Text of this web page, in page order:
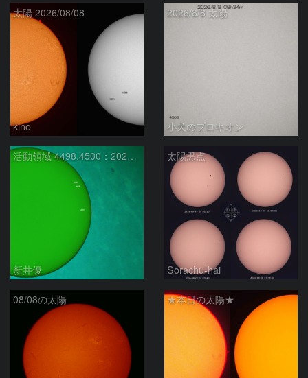
太陽 2026/08/08
kino
2026/8/8 太陽
小犬のプロキオン
活動領域 4498,4500：2026/08/08
新井優
太陽黒点
Sorachu-hai
08/08の太陽 ★本日の太陽★